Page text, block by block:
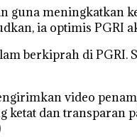
meningkatkan
ia optimis PGRI
berkiprah di PGRI.
video
dan transparan